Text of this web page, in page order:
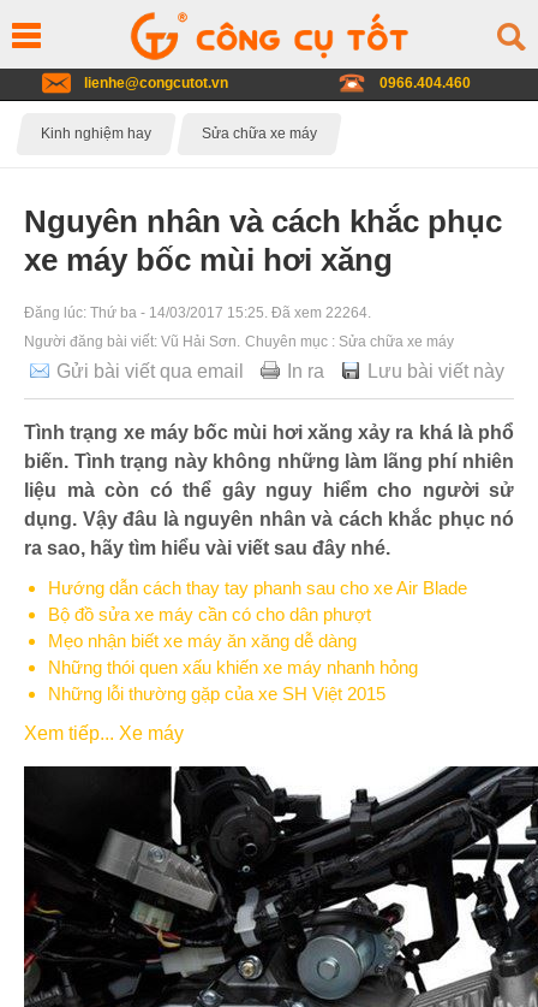
0966.404.460
lienhe@congcutot.vn
Kinh nghiệm hay Sửa chữa xe máy
Nguyên nhân và cách khắc phục
xe máy bốc mùi hơi xăng
Đăng lúc: Thứ ba - 14/03/2017 15:25 . Đã xem 22264.
Người đăng bài viết: Vũ Hải Sơn Chuyên mục : Sửa chữa xe máy
Gửi bài viết qua email In ra Lưu bài viết này
Tình trạng xe máy bốc mùi hơi xăng xảy ra khá là phổ
biến. Tình trạng này không những làm lãng phí nhiên
liệu mà còn có thể gây nguy hiểm cho người sử
dụng. Vậy đâu là nguyên nhân và cách khắc phục nó
ra sao, hãy tìm hiểu vài viết sau đây nhé.
Hướng dẫn cách thay tay phanh sau cho xe Air Blade
Bộ đồ sửa xe máy cần có cho dân phượt
Mẹo nhận biết xe máy ăn xăng dễ dàng
Những thói quen xấu khiến xe máy nhanh hỏng
Những lỗi thường gặp của xe SH Việt 2015
Xem tiếp... Xe máy